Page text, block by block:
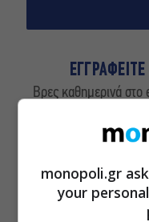
ΕΓΓΡΑΦΕΙΤΕ
Βρες καθημερινά
monopoli.gr
your